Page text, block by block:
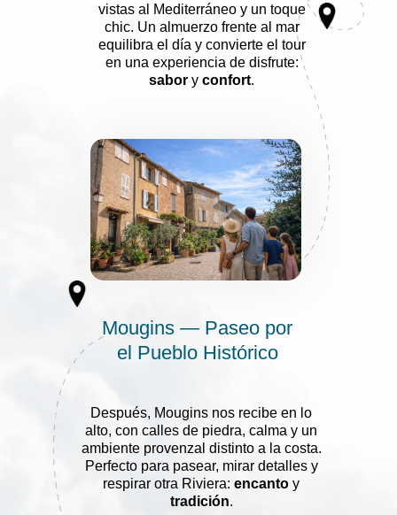
vistas al Mediterráneo y un toque
chic. Un almuerzo frente al mar
equilibra el día y convierte el tour
en una experiencia de disfrute:
sabor y confort.
Mougins — Paseo por
el Pueblo Histórico
Después, Mougins nos recibe en lo
alto, con calles de piedra, calma y un
ambiente provenzal distinto a la costa.
Perfecto para pasear, mirar detalles y
respirar otra Riviera: encanto y
tradición.